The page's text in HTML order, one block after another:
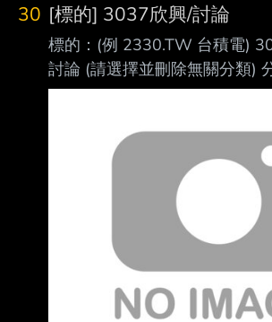
30 [標的] 3037欣興/討論
標的：(例 2330.TW 台積電)
討論 (請選擇並刪除無關分類)
法說會也來分析一篇內容 先回
是講有多好 人家講甚麼我就分
來長期持有看多的就是欣興、
錯 但多文已經發過了 現在就是
開來解析給大家 欣興是載板三
1.技術最強 2.ABF載板佔比最
的BT載板) 以前發多文的時候
頭進場玩的 至今南電數度超車